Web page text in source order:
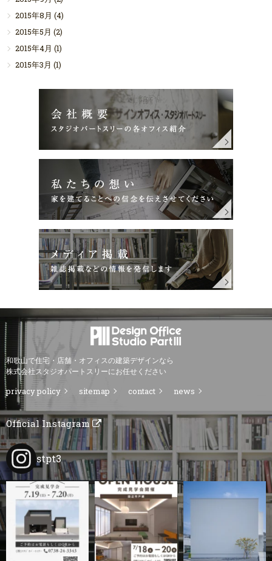
2015年8月 (4)
2015年5月 (2)
2015年4月 (1)
2015年3月 (1)
和歌山で住宅・店舗・オフィスの建築デザインなら
株式会社スタジオパートスリーにお任せください
privacy policy sitemap contact news
Official Instagram
stpt3